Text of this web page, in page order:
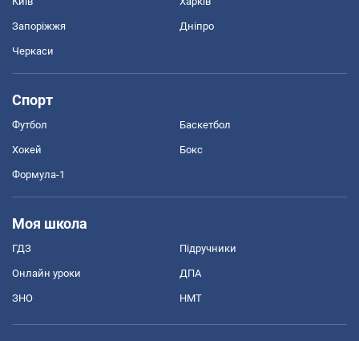
Запоріжжя Дніпро
Черкаси
Спорт
Футбол Баскетбол
Хокей Бокс
Формула-1
Моя школа
ГДЗ Підручники
Онлайн уроки ДПА
ЗНО НМТ